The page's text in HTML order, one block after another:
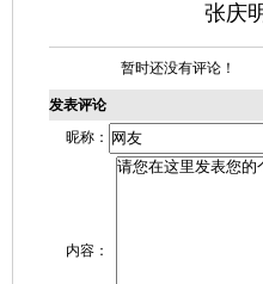
张庆
暂时还没有评论！
发表评论
昵称：
内容：